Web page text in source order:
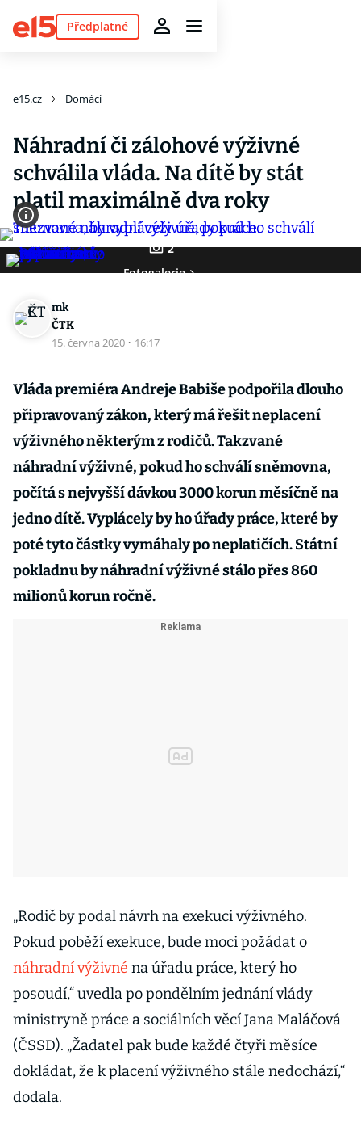
Předplatné
e15.cz Domácí
Náhradní či zálohové výživné
schválila vláda. Na dítě by stát
platil maximálně dva roky
2
Fotogalerie
mk
ČTK
15. června 2020 · 16:17
Vláda premiéra Andreje Babiše podpořila dlouho
připravovaný zákon, který má řešit neplacení
výživného některým z rodičů. Takzvané
náhradní výživné, pokud ho schválí sněmovna,
počítá s nejvyšší dávkou 3000 korun měsíčně na
jedno dítě. Vyplácely by ho úřady práce, které by
poté tyto částky vymáhaly po neplatičích. Státní
pokladnu by náhradní výživné stálo přes 860
milionů korun ročně.
„Rodič by podal návrh na exekuci výživného.
Pokud poběží exekuce, bude moci požádat o
náhradní výživné na úřadu práce, který ho
posoudí,“ uvedla po pondělním jednání vlády
ministryně práce a sociálních věcí Jana Maláčová
(ČSSD). „Žadatel pak bude každé čtyři měsíce
dokládat, že k placení výživného stále nedochází,“
dodala.